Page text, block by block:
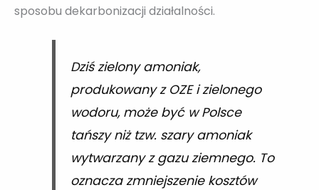
sposobu dekarbonizacji działalności.
Dziś zielony amoniak,
produkowany z OZE i zielonego
wodoru, może być w Polsce
tańszy niż tzw. szary amoniak
wytwarzany z gazu ziemnego. To
oznacza zmniejszenie kosztów